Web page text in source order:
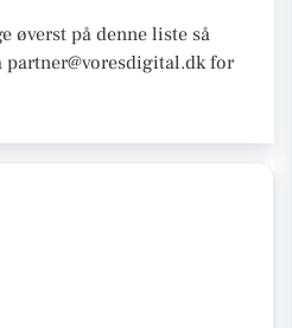
øverst på denne liste så
partner@voresdigital.dk for